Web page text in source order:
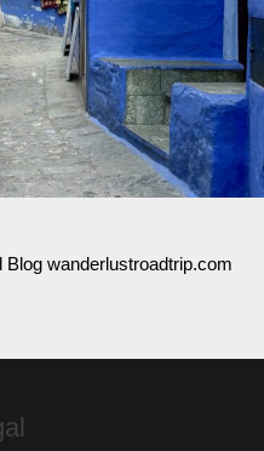
wanderlustroadtrip.com